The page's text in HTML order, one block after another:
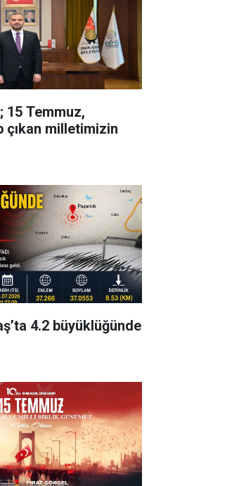
15 Temmuz,
çıkan milletimizin
4.2 büyüklüğünde